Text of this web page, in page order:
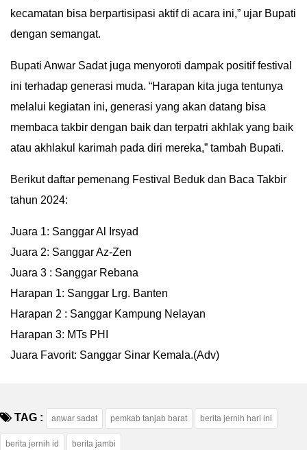
kecamatan bisa berpartisipasi aktif di acara ini,” ujar Bupati
dengan semangat.
Bupati Anwar Sadat juga menyoroti dampak positif festival
ini terhadap generasi muda. “Harapan kita juga tentunya
melalui kegiatan ini, generasi yang akan datang bisa
membaca takbir dengan baik dan terpatri akhlak yang baik
atau akhlakul karimah pada diri mereka,” tambah Bupati.
Berikut daftar pemenang Festival Beduk dan Baca Takbir
tahun 2024:
Juara 1: Sanggar Al Irsyad
Juara 2: Sanggar Az-Zen
Juara 3 : Sanggar Rebana
Harapan 1: Sanggar Lrg. Banten
Harapan 2 : Sanggar Kampung Nelayan
Harapan 3: MTs PHI
Juara Favorit: Sanggar Sinar Kemala.(Adv)
TAG : anwar sadat pemkab tanjab barat berita jernih hari ini
berita jernih id berita jambi